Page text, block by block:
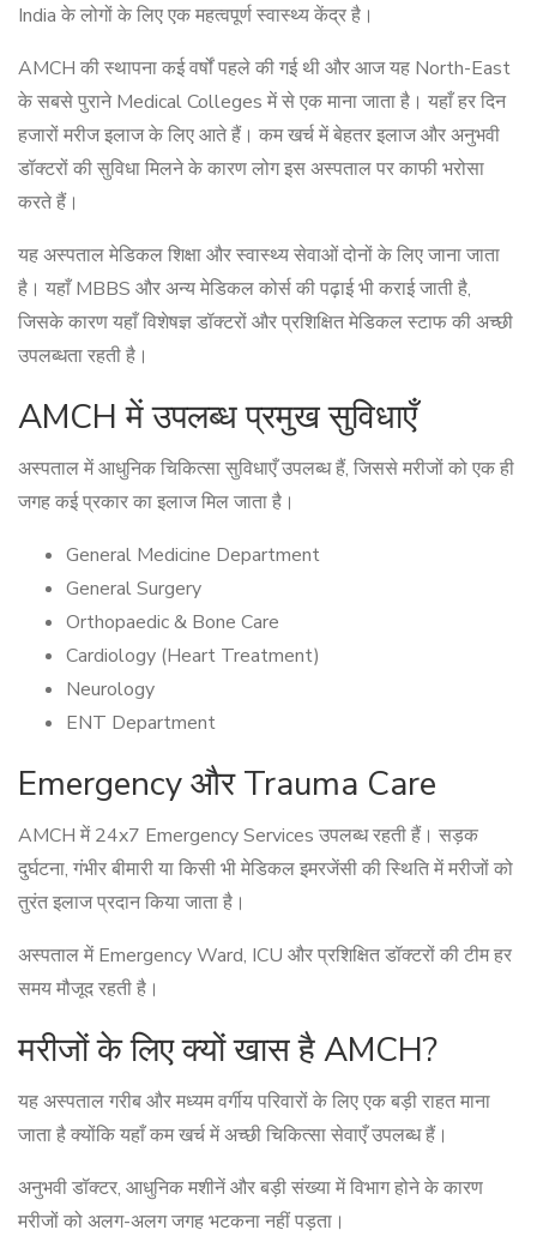
India के लोगों के लिए एक महत्वपूर्ण स्वास्थ्य केंद्र है।
AMCH की स्थापना कई वर्षों पहले की गई थी और आज यह North-East
के सबसे पुराने Medical Colleges में से एक माना जाता है। यहाँ हर दिन
हजारों मरीज इलाज के लिए आते हैं। कम खर्च में बेहतर इलाज और अनुभवी
डॉक्टरों की सुविधा मिलने के कारण लोग इस अस्पताल पर काफी भरोसा
करते हैं।
यह अस्पताल मेडिकल शिक्षा और स्वास्थ्य सेवाओं दोनों के लिए जाना जाता
है। यहाँ MBBS और अन्य मेडिकल कोर्स की पढ़ाई भी कराई जाती है,
जिसके कारण यहाँ विशेषज्ञ डॉक्टरों और प्रशिक्षित मेडिकल स्टाफ की अच्छी
उपलब्धता रहती है।
AMCH में उपलब्ध प्रमुख सुविधाएँ
अस्पताल में आधुनिक चिकित्सा सुविधाएँ उपलब्ध हैं, जिससे मरीजों को एक ही
जगह कई प्रकार का इलाज मिल जाता है।
General Medicine Department
General Surgery
Orthopaedic & Bone Care
Cardiology (Heart Treatment)
Neurology
ENT Department
Emergency और Trauma Care
AMCH में 24x7 Emergency Services उपलब्ध रहती हैं। सड़क
दुर्घटना, गंभीर बीमारी या किसी भी मेडिकल इमरजेंसी की स्थिति में मरीजों को
तुरंत इलाज प्रदान किया जाता है।
अस्पताल में Emergency Ward, ICU और प्रशिक्षित डॉक्टरों की टीम हर
समय मौजूद रहती है।
मरीजों के लिए क्यों खास है AMCH?
यह अस्पताल गरीब और मध्यम वर्गीय परिवारों के लिए एक बड़ी राहत माना
जाता है क्योंकि यहाँ कम खर्च में अच्छी चिकित्सा सेवाएँ उपलब्ध हैं।
अनुभवी डॉक्टर, आधुनिक मशीनें और बड़ी संख्या में विभाग होने के कारण
मरीजों को अलग-अलग जगह भटकना नहीं पड़ता।